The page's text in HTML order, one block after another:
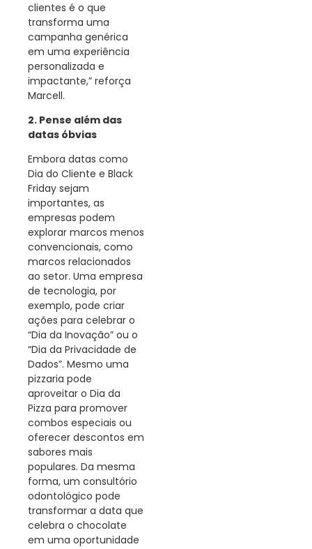
clientes é o que
transforma uma
campanha genérica
em uma experiência
personalizada e
impactante,” reforça
Marcell.
2. Pense além das
datas óbvias
Embora datas como
Dia do Cliente e Black
Friday sejam
importantes, as
empresas podem
explorar marcos menos
convencionais, como
marcos relacionados
ao setor. Uma empresa
de tecnologia, por
exemplo, pode criar
ações para celebrar o
“Dia da Inovação” ou o
“Dia da Privacidade de
Dados”. Mesmo uma
pizzaria pode
aproveitar o Dia da
Pizza para promover
combos especiais ou
oferecer descontos em
sabores mais
populares. Da mesma
forma, um consultório
odontológico pode
transformar a data que
celebra o chocolate
em uma oportunidade